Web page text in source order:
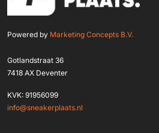
Powered by Marketing Concepts B.V.
Gotlandstraat 36
7418 AX Deventer
KVK: 91956099
info@sneakerplaats.nl